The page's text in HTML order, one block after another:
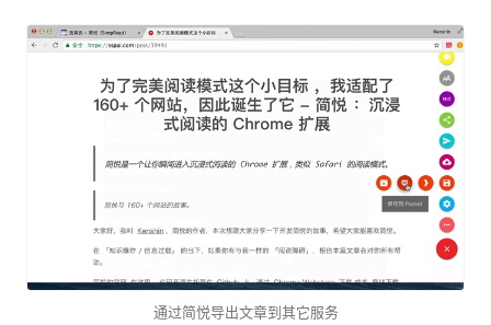
通过简悦导出文章到其它服务